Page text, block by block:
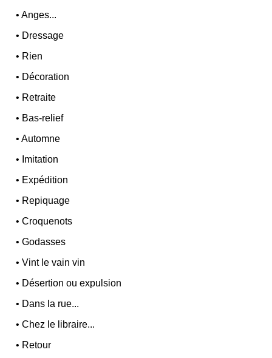
•Anges...
• Dressage
• Rien
• Décoration
• Retraite
• Bas-relief
•Automne
• Imitation
• Expédition
• Repiquage
•Croquenots
•Godasses
•Vint le vain vin
• Désertion ou expulsion
• Dans la rue...
•Chez le libraire...
• Retour